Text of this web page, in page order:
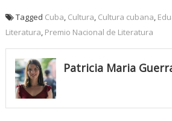
Tagged Cuba Cultura Cultura cubana
Literatura Premio Nacional de Literatura
Patricia Maria